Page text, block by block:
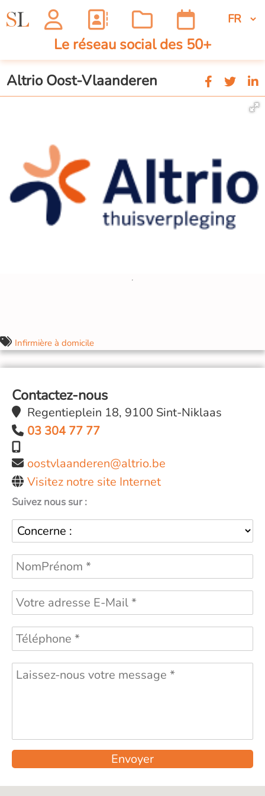
Le réseau social des 50+
Altrio Oost-Vlaanderen
Infirmière à domicile
Contactez-nous
Regentieplein 18, 9100 Sint-Niklaas
03 304 77 77
oostvlaanderen@altrio.be
Visitez notre site Internet
Suivez nous sur :
Envoyer